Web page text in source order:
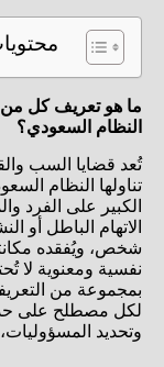
ما هو تعريف كل
النظام السعودي؟
تُعد قضايا السب
تناولها النظام
الكبير على الفرد
الاتهام الباطل أو
شخص، ويُفقده
نفسية ومعنوية لا
بمجموعة من
لكل مصطلح على
وتحديد